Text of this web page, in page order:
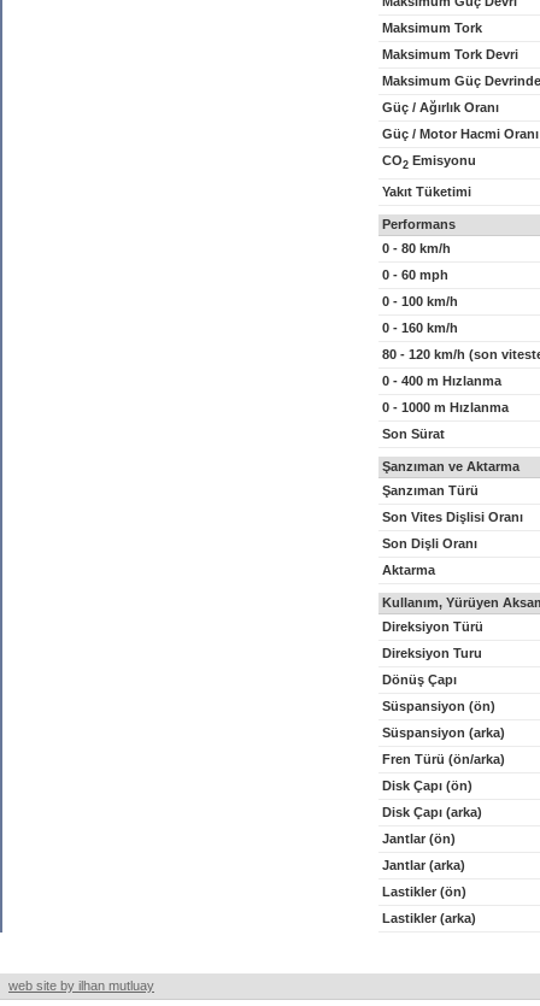
Maksimum Tork
Maksimum Tork Devri
Maksimum Güç
Güç / Ağırlık Oranı
Güç / Motor Hacmi Oranı
CO2 Emisyonu
Yakıt Tüketimi
Performans
0 - 80 km/h
0 - 60 mph
0 - 100 km/h
0 - 160 km/h
80 - 120 km/h (son
0 - 400 m Hızlanma
0 - 1000 m Hızlanma
Son Sürat
Şanzıman ve Aktarma
Şanzıman Türü
Son Vites Dişlisi Oranı
Son Dişli Oranı
Aktarma
Kullanım, Yürüyen
Direksiyon Türü
Direksiyon Turu
Dönüş Çapı
Süspansiyon (ön)
Süspansiyon (arka)
Fren Türü (ön/arka)
Disk Çapı (ön)
Disk Çapı (arka)
Jantlar (ön)
Jantlar (arka)
Lastikler (ön)
Lastikler (arka)
web site by ilhan mutluay